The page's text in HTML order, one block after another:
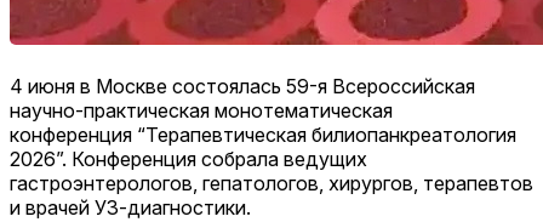
4 июня в Москве состоялась 59-я Всероссийская
научно-практическая монотематическая
конференция “Терапевтическая билиопанкреатология
2026”. Конференция собрала ведущих
гастроэнтерологов, гепатологов, хирургов, терапевтов
и врачей УЗ-диагностики.